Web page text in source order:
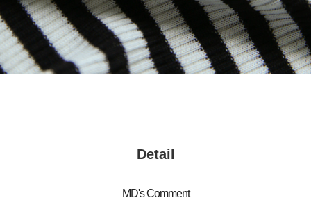
Detail
MD's Comment